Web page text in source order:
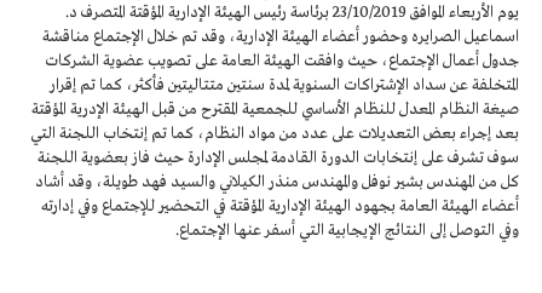
يوم الأربعاء الموافق 23/10/2019 برئاسة رئيس الهيئة الإدارية المؤقتة المتصرف د.
اسماعيل الصرايره وحضور أعضاء الهيئة الإدارية، وقد تم خلال الإجتماع مناقشة
جدول أعمال الإجتماع، حيث وافقت الهيئة العامة على تصويب عضوية الشركات
المتخلفة عن سداد الإشتراكات السنوية لمدة سنتين متتاليتين فأكثر، كما تم إقرار
صيغة النظام المعدل للنظام الأساسي للجمعية المقترح من قبل الهيئة الإدرية المؤقتة
بعد إجراء بعض التعديلات على عدد من مواد النظام، كما تم إنتخاب اللجنة التي
سوف تشرف على إنتخابات الدورة القادمة لمجلس الإدارة حيث فاز بعضوية اللجنة
كل من المهندس بشير نوفل والمهندس منذر الكيلاني والسيد فهد طويلة، وقد أشاد
أعضاء الهيئة العامة بجهود الهيئة الإدارية المؤقتة في التحضير للإجتماع وفي إدارته
وفي التوصل إلى النتائج الإيجابية التي أسفر عنها الإجتماع.